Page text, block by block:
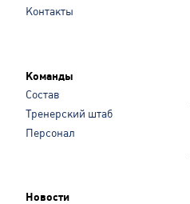
Контакты
Команды
Состав
Тренерский штаб
Персонал
Новости